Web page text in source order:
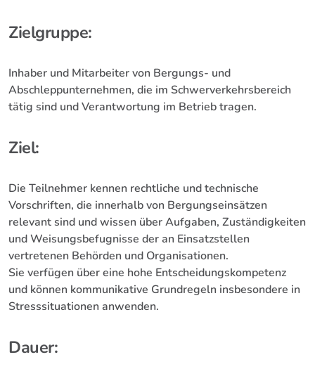
Zielgruppe:
Inhaber und Mitarbeiter von Bergungs- und
Abschleppunternehmen, die im Schwerverkehrsbereich
tätig sind und Verantwortung im Betrieb tragen.
Ziel:
Die Teilnehmer kennen rechtliche und technische
Vorschriften, die innerhalb von Bergungseinsätzen
relevant sind und wissen über Aufgaben, Zuständigkeiten
und Weisungsbefugnisse der an Einsatzstellen
vertretenen Behörden und Organisationen.
Sie verfügen über eine hohe Entscheidungskompetenz
und können kommunikative Grundregeln insbesondere in
Stresssituationen anwenden.
Dauer: